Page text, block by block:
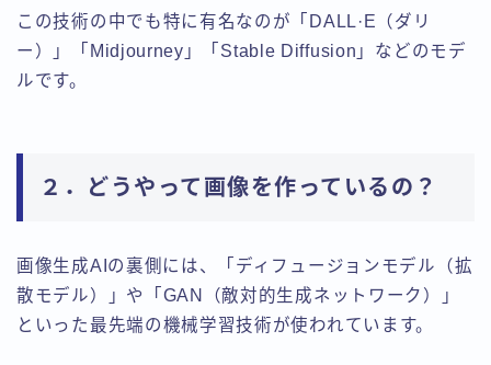
この技術の中でも特に有名なのが「DALL·E（ダリ
ー）」「Midjourney」「Stable Diffusion」などのモデ
ルです。
２．どうやって画像を作っているの？
画像生成AIの裏側には、「ディフュージョンモデル（拡
散モデル）」や「GAN（敵対的生成ネットワーク）」
といった最先端の機械学習技術が使われています。